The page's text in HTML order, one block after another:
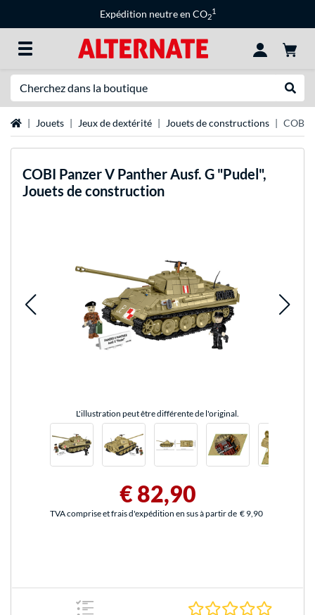
Expédition neutre en CO2
1
Page d'accueil
Jouets Jeux de dextérité Jouets de constructions COBI
COBI Panzer V Panther Ausf. G "Pudel",
Jouets de construction
L'illustration peut être différente de l'original.
€ 82,90
TVA comprise et frais d'expédition en sus à partir de € 9,90